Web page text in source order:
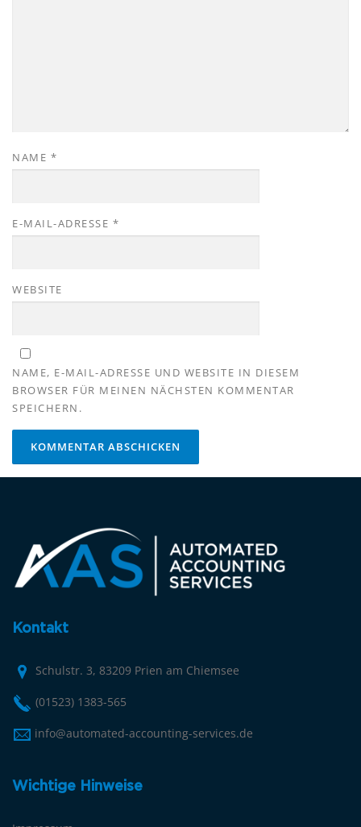
NAME *
E-MAIL-ADRESSE *
WEBSITE
NAME, E-MAIL-ADRESSE UND WEBSITE IN DIESEM
BROWSER FÜR MEINEN NÄCHSTEN KOMMENTAR
SPEICHERN.
Kontakt
Schulstr. 3, 83209 Prien am Chiemsee
(01523) 1383-565
info@automated-accounting-services.de
Wichtige Hinweise